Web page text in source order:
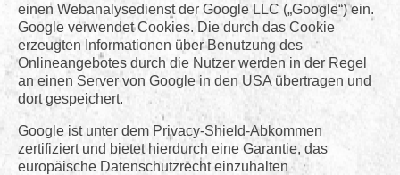
einen Webanalysedienst der Google LLC („Google“) ein.
Google verwendet Cookies. Die durch das Cookie
erzeugten Informationen über Benutzung des
Onlineangebotes durch die Nutzer werden in der Regel
an einen Server von Google in den USA übertragen und
dort gespeichert.
Google ist unter dem Privacy-Shield-Abkommen
zertifiziert und bietet hierdurch eine Garantie, das
europäische Datenschutzrecht einzuhalten